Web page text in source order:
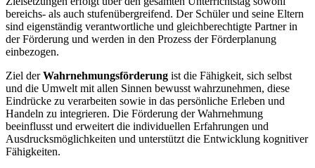
bereichs- als auch stufenübergreifend. Der Schüler und seine Eltern
sind eigenständig verantwortliche und gleichberechtigte Partner in
der Förderung und werden in den Prozess der Förderplanung
einbezogen.
Ziel derWahrnehmungsförderung ist die Fähigkeit, sich selbst
und die Umwelt mit allen Sinnen bewusst wahrzunehmen, diese
Eindrücke zu verarbeiten sowie in das persönliche Erleben und
Handeln zu integrieren. Die Förderung der Wahrnehmung
beeinflusst und erweitert die individuellen Erfahrungen und
Ausdrucksmöglichkeiten und unterstützt die Entwicklung kognitiver
Fähigkeiten.